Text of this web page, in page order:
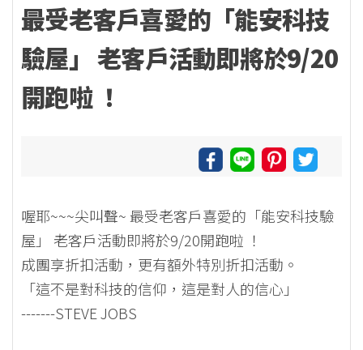
最受老客戶喜愛的「能安科技
驗屋」 老客戶活動即將於9/20
開跑啦 ！
喔耶~~~尖叫聲~ 最受老客戶喜愛的「能安科技驗
屋」 老客戶活動即將於9/20開跑啦 ！
成團享折扣活動，更有額外特別折扣活動。
「這不是對科技的信仰，這是對人的信心」
-------STEVE JOBS